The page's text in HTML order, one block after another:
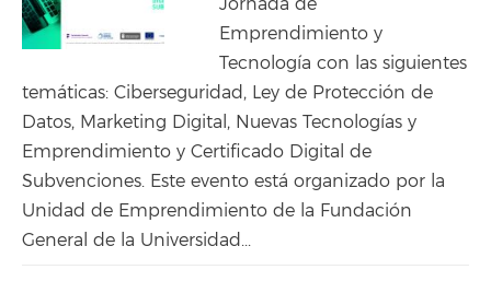
Emprendimiento y
Tecnología con las siguientes
temáticas: Ciberseguridad, Ley de Protección de
Datos, Marketing Digital, Nuevas Tecnologías y
Emprendimiento y Certificado Digital de
Subvenciones. Este evento está organizado por la
Unidad de Emprendimiento de la Fundación
General de la Universidad...